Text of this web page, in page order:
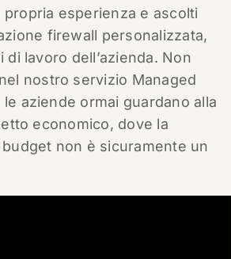
esperienza e ascolti
firewall personalizzata,
lavoro dell’azienda. Non
nostro servizio Managed
le aziende ormai guardano alla
economico, dove la
non è sicuramente un